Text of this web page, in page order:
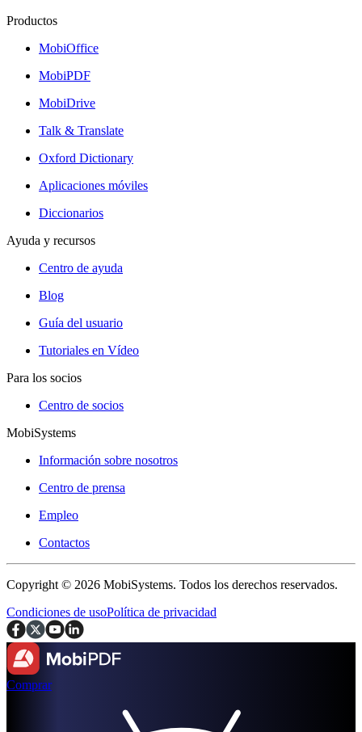
Productos
MobiOffice
MobiPDF
MobiDrive
Talk & Translate
Oxford Dictionary
Aplicaciones móviles
Diccionarios
Ayuda y recursos
Centro de ayuda
Blog
Guía del usuario
Tutoriales en Vídeo
Para los socios
Centro de socios
MobiSystems
Información sobre nosotros
Centro de prensa
Empleo
Contactos
Copyright © 2026 MobiSystems. Todos los derechos reservados.
Condiciones de usoPolítica de privacidad
Comprar